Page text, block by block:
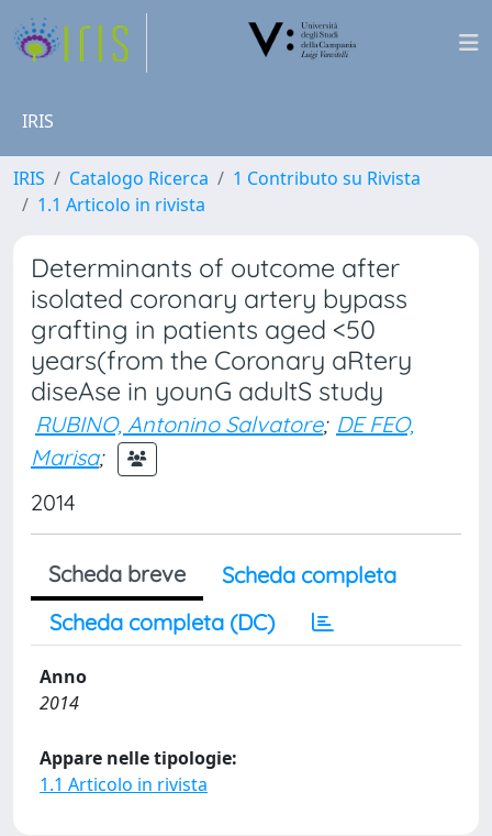
IRIS
IRIS Catalogo Ricerca
1 Contributo su Rivista
1.1 Articolo in rivista
Determinants of outcome after
isolated coronary artery bypass
grafting in patients aged <50
years(from the Coronary aRtery
diseAse in younG adultS study
RUBINO, Antonino Salvatore; DE FEO,
Marisa;
2014
Scheda breve
Scheda completa
Scheda completa (DC)
Anno
2014
Appare nelle tipologie:
1.1 Articolo in rivista